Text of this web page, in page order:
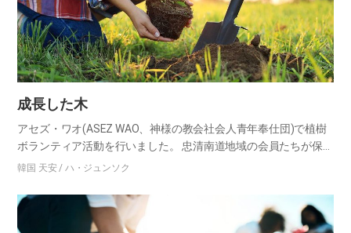
成長した木
アセズ・ワオ(ASEZ WAO、神様の教会社会人青年奉仕団)で植樹
ボランティア活動を行いました。 忠清南道地域の会員たちが保寧
市の青所面に集まり、片手には鍬を、もう一方の手には苗木が入
韓国 天安 / ハ・ジュンソク